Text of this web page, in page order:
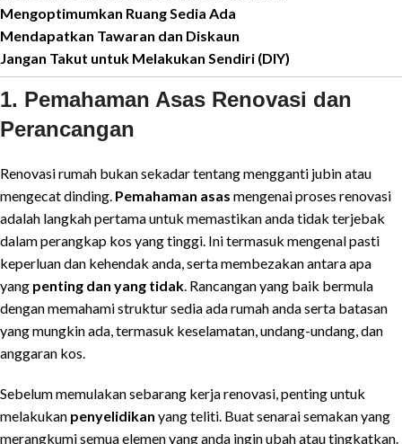
Mengoptimumkan Ruang Sedia Ada
Mendapatkan Tawaran dan Diskaun
Jangan Takut untuk Melakukan Sendiri (DIY)
1. Pemahaman Asas Renovasi dan
Perancangan
Renovasi rumah bukan sekadar tentang mengganti jubin atau
mengecat dinding. Pemahaman asas mengenai proses renovasi
adalah langkah pertama untuk memastikan anda tidak terjebak
dalam perangkap kos yang tinggi. Ini termasuk mengenal pasti
keperluan dan kehendak anda, serta membezakan antara apa
yang penting dan yang tidak . Rancangan yang baik bermula
dengan memahami struktur sedia ada rumah anda serta batasan
yang mungkin ada, termasuk keselamatan, undang-undang, dan
anggaran kos.
Sebelum memulakan sebarang kerja renovasi, penting untuk
melakukan penyelidikan yang teliti. Buat senarai semakan yang
merangkumi semua elemen yang anda ingin ubah atau tingkatkan.